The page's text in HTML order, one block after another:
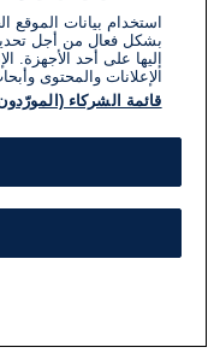
استخدام بيانات
بشكل فعال من أجل
إليها على أحد الأجهزة.
الإعلانات والمحتوى
قائمة الشركاء